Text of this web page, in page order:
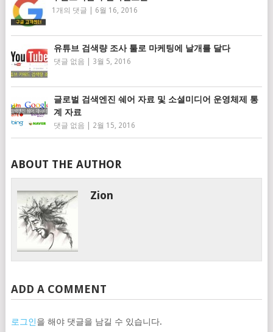
1개의 댓글 6월 16, 2016
유튜브 검색량 조사 툴로 마케팅에 날개를 달다
댓글 없음 3월 5, 2016
글로벌 검색엔진 쉐어 자료 및 소셜미디어 운영체제 통
계 자료
댓글 없음 2월 15, 2016
ABOUT THE AUTHOR
Zion
ADD A COMMENT
로그인을 해야 댓글을 남길 수 있습니다.